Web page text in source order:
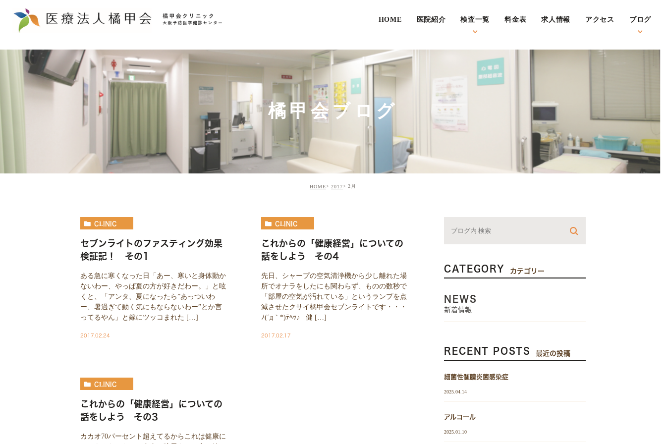
HOME 医院紹介 検査一覧 料金表 求人情報 アクセス ブログ
橘甲会ブログ
HOME 2017 2月
CLINIC
セブンライトのファスティング効果
検証記！ その1
ある急に寒くなった日「あー、寒いと身体動か
ないわー、やっぱ夏の方が好きだわー。」と呟
くと、「アンタ、夏になったら”あっついわ
ー、暑過ぎて動く気にもならないわー”とか言
ってるやん」と嫁にツッコまれた […]
2017.02.24
CLINIC
これからの「健康経営」についての
話をしよう その4
先日、シャープの空気清浄機から少し離れた場
所でオナラをしたにも関わらず、ものの数秒で
「部屋の空気が汚れている」というランプを点
滅させたクサイ橘甲会セブンライトです・・・
ﾉ(´д｀*)ﾃﾍｯ♪ 健 […]
2017.02.17
CLINIC
これからの「健康経営」についての
話をしよう その3
カカオ70パーセント超えてるからこれは健康に
CATEGORY カテゴリー
NEWS
新着情報
RECENT POSTS 最近の投稿
細菌性髄膜炎菌感染症
2025.04.14
アルコール
2025.01.10